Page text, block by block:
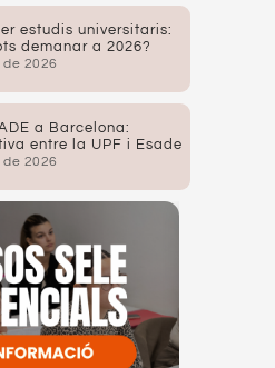
estudis universitaris:
demanar a 2026?
de 2026
a Barcelona:
entre la UPF i Esade
de 2026